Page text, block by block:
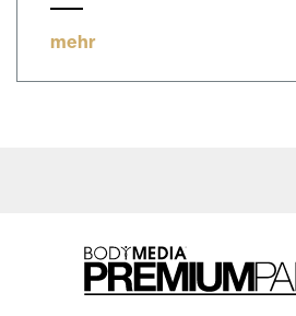
mehr